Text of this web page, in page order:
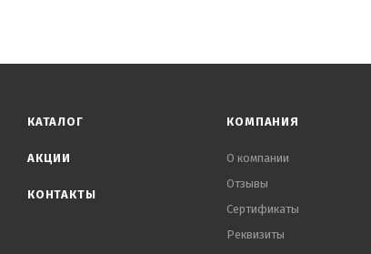
КАТАЛОГ
АКЦИИ
КОНТАКТЫ
КОМПАНИЯ
О компании
Отзывы
Сертификаты
Реквизиты